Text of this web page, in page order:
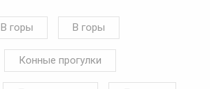
В горы В горы
Конные прогулки